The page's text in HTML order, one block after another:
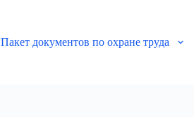
Пакет документов по охране труда